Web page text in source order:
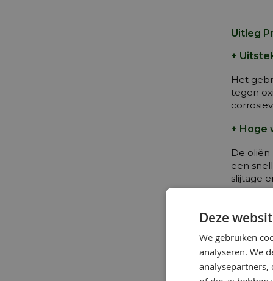
Uitleg
+
Het
tegen
+ Hoge
De
een
slijtage
De
+
Deze
We gebruiken
analyseren. We